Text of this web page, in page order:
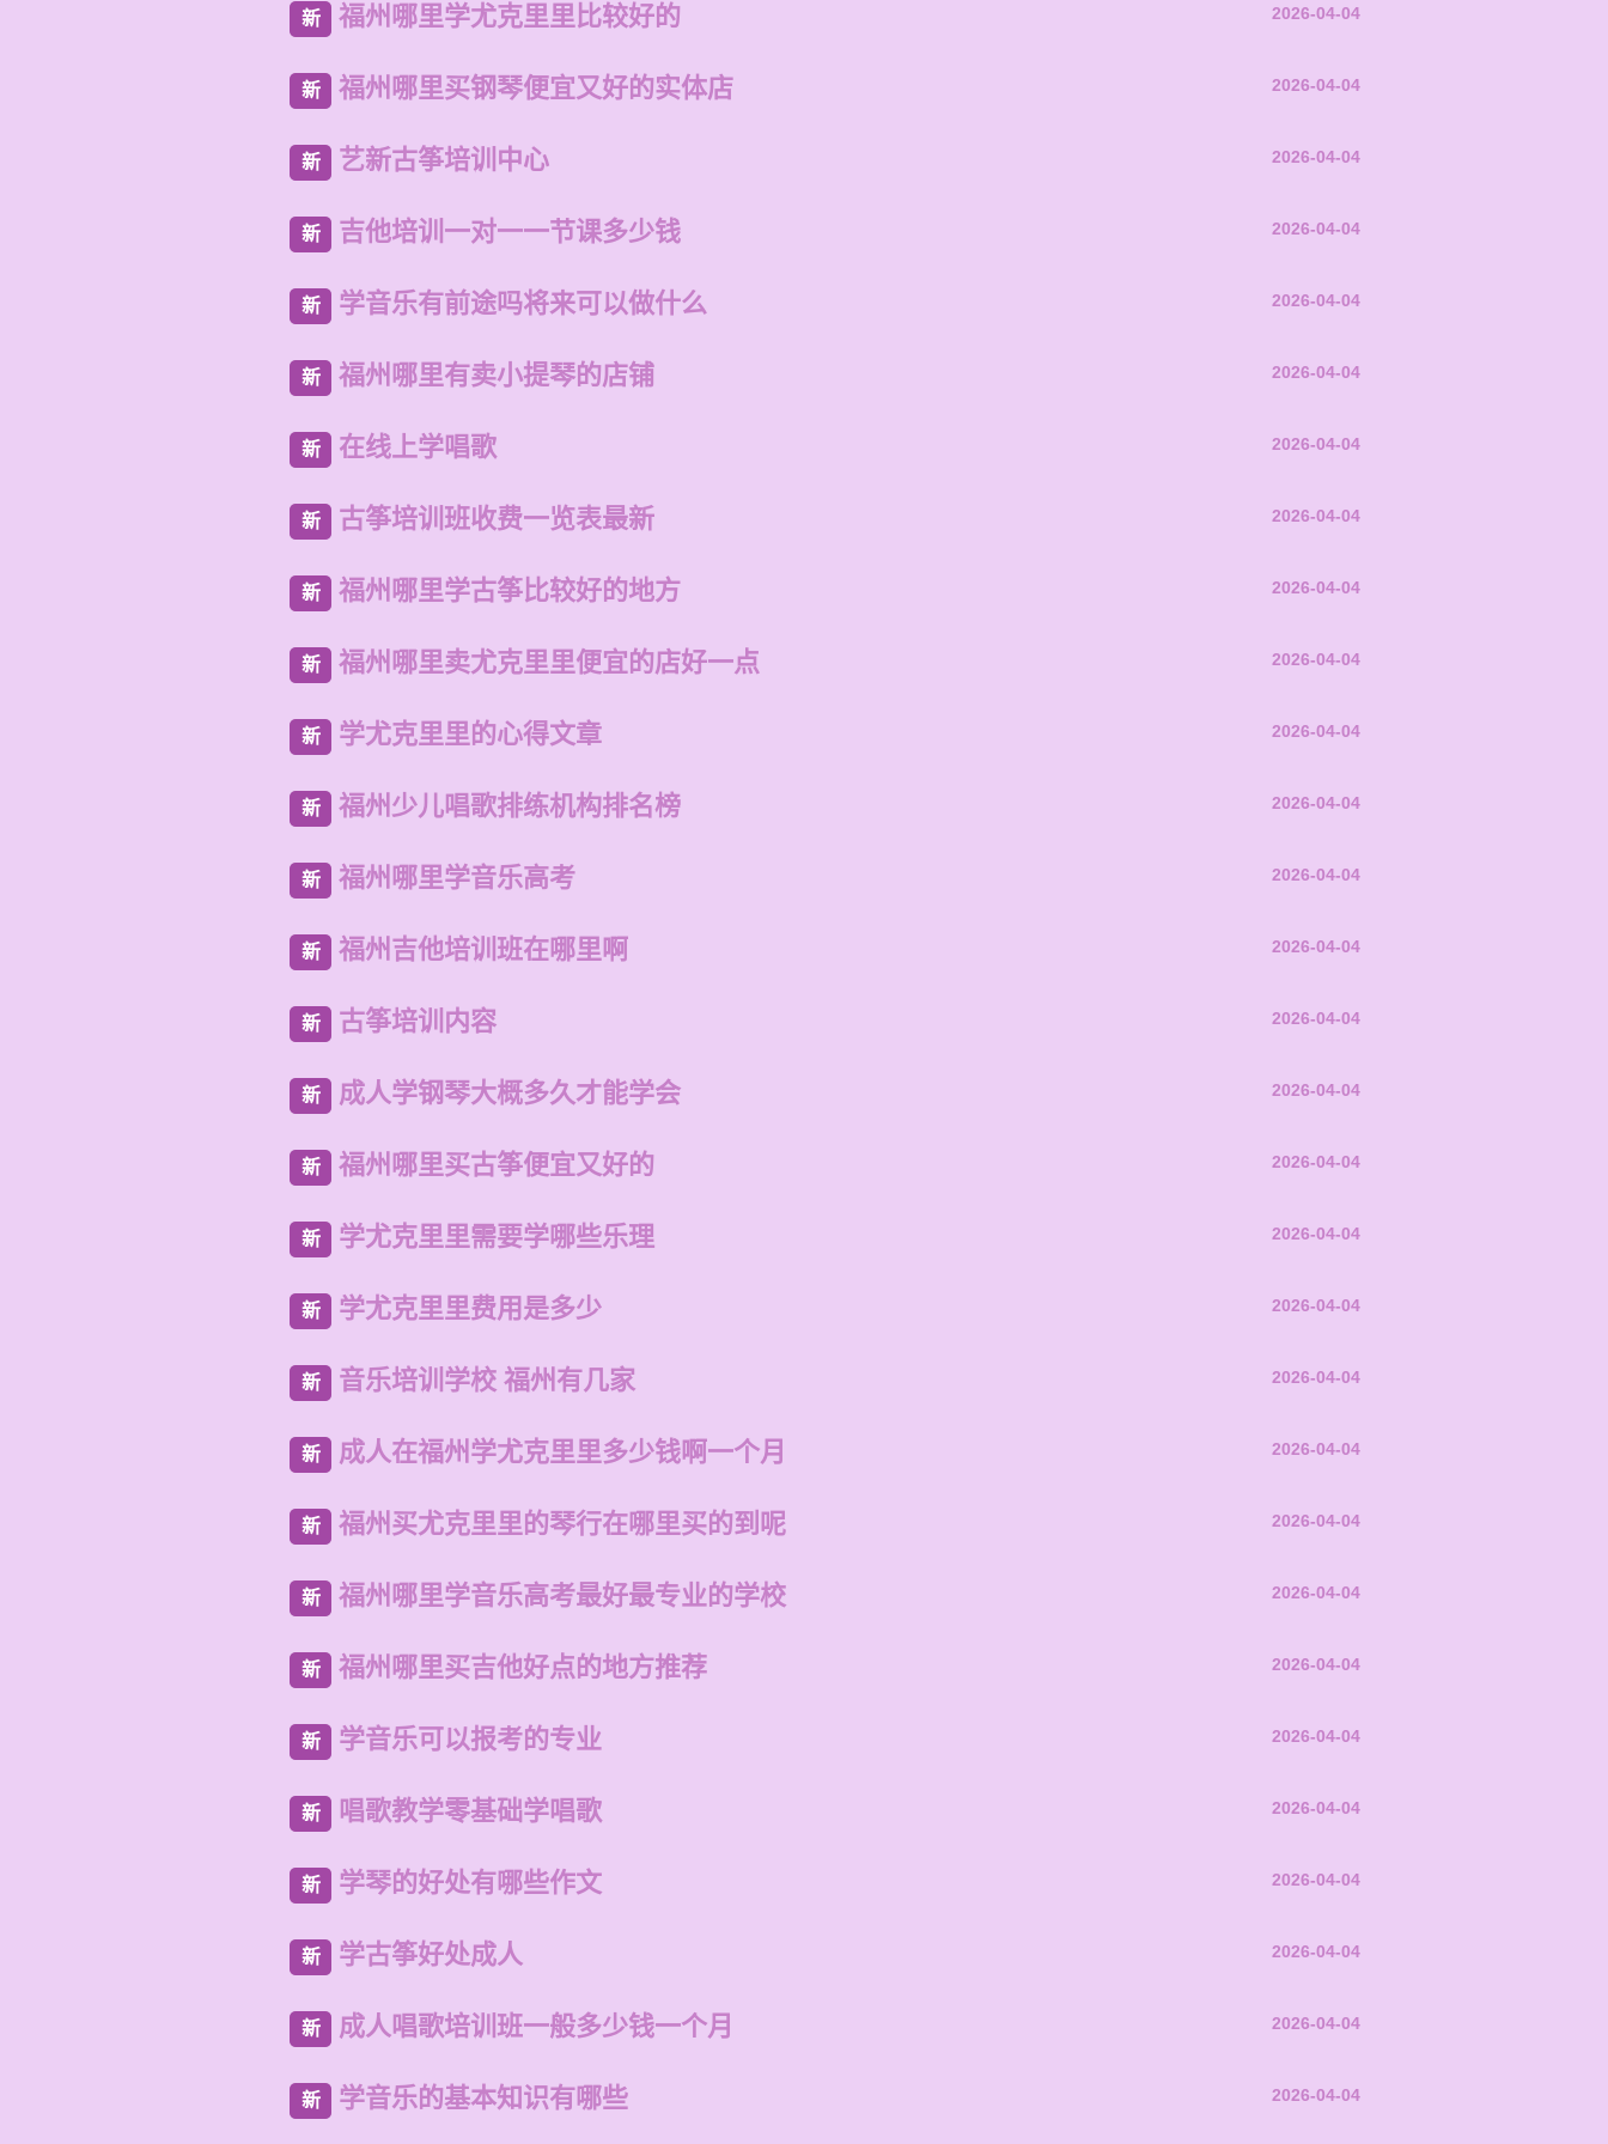
新 福州哪里学尤克里里比较好的 2026-04-04
新 福州哪里买钢琴便宜又好的实体店 2026-04-04
新 艺新古筝培训中心 2026-04-04
新 吉他培训一对一一节课多少钱 2026-04-04
新 学音乐有前途吗将来可以做什么 2026-04-04
新 福州哪里有卖小提琴的店铺 2026-04-04
新 在线上学唱歌 2026-04-04
新 古筝培训班收费一览表最新 2026-04-04
新 福州哪里学古筝比较好的地方 2026-04-04
新 福州哪里卖尤克里里便宜的店好一点 2026-04-04
新 学尤克里里的心得文章 2026-04-04
新 福州少儿唱歌排练机构排名榜 2026-04-04
新 福州哪里学音乐高考 2026-04-04
新 福州吉他培训班在哪里啊 2026-04-04
新 古筝培训内容 2026-04-04
新 成人学钢琴大概多久才能学会 2026-04-04
新 福州哪里买古筝便宜又好的 2026-04-04
新 学尤克里里需要学哪些乐理 2026-04-04
新 学尤克里里费用是多少 2026-04-04
新 音乐培训学校 福州有几家 2026-04-04
新 成人在福州学尤克里里多少钱啊一个月 2026-04-04
新 福州买尤克里里的琴行在哪里买的到呢 2026-04-04
新 福州哪里学音乐高考最好最专业的学校 2026-04-04
新 福州哪里买吉他好点的地方推荐 2026-04-04
新 学音乐可以报考的专业 2026-04-04
新 唱歌教学零基础学唱歌 2026-04-04
新 学琴的好处有哪些作文 2026-04-04
新 学古筝好处成人 2026-04-04
新 成人唱歌培训班一般多少钱一个月 2026-04-04
新 学音乐的基本知识有哪些 2026-04-04